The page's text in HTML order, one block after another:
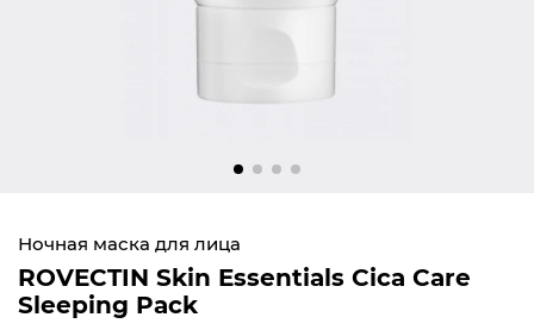
Ночная маска для лица
ROVECTIN Skin Essentials Cica Care
Sleeping Pack